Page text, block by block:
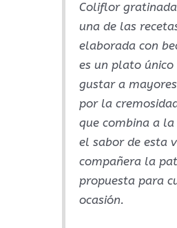
Coliflor
una de las
elaborada con
es un plato único
gustar a
por la
que combina a la
el sabor de esta
compañera la
propuesta para
ocasión.